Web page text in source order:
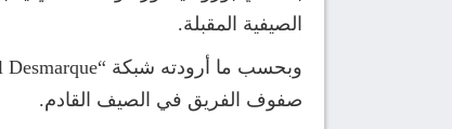
الصيفية المقبلة.
صفوف الفريق في الصيف القادم.